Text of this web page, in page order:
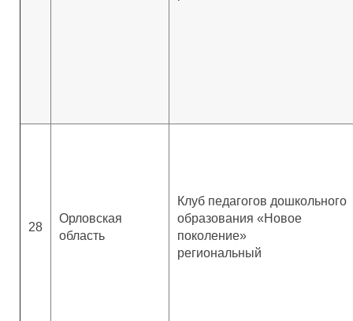
28
Орловская
область
Клуб педагогов дошкольного
образования «Новое
поколение»
региональный